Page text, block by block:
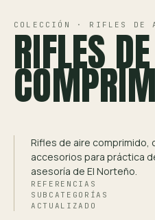
Pesca
Camping
Tiro Deportivo
Otros
Ver toda la tienda →
COLECCIÓN · RIFLES DE
RIFLES
Rifles de aire comprimido,
accesorios para práctica
asesoría de El Norteño.
REFERENCIAS
SUBCATEGORÍAS
ACTUALIZADO